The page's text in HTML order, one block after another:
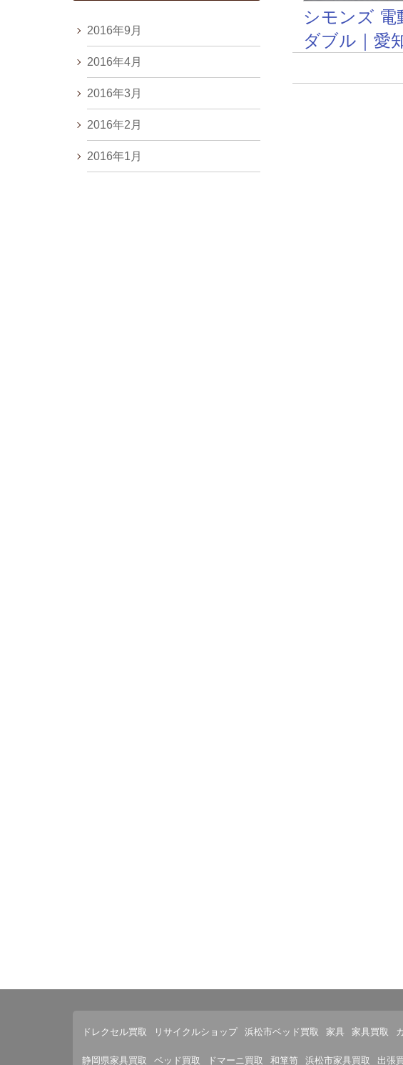
シモンズ
ダブル｜愛
2016年9月
2016年4月
2016年3月
2016年2月
2016年1月
ドレクセル買取 リサイクルショップ 浜松市ベッド買取 家具 家具買取
静岡県家具買取 ベッド買取 ドマーニ買取 和箪笥 浜松市家具買取 出張